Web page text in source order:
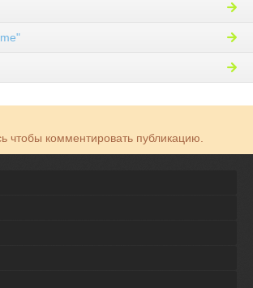
чтобы комментировать публикацию.